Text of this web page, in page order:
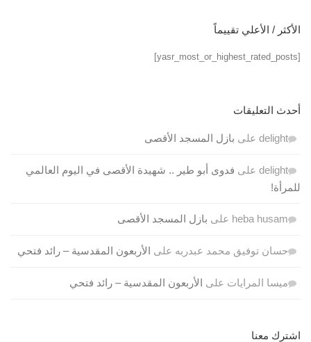
الأكثر / الأعلي تقييماً
[yasr_most_or_highest_rated_posts]
أحدث التعليقات
delight على بازل المسجد الأقصى
delight على فدوى أبو طير .. شهيدة الأقصى في اليوم العالمي
للمرأة!
heba husam على بازل المسجد الأقصى
حسان توفيق محمد عبدربه على الأربعون المقدسية – رائد فتحي
ميسا المرايات على الأربعون المقدسية – رائد فتحي
اشترك معنا